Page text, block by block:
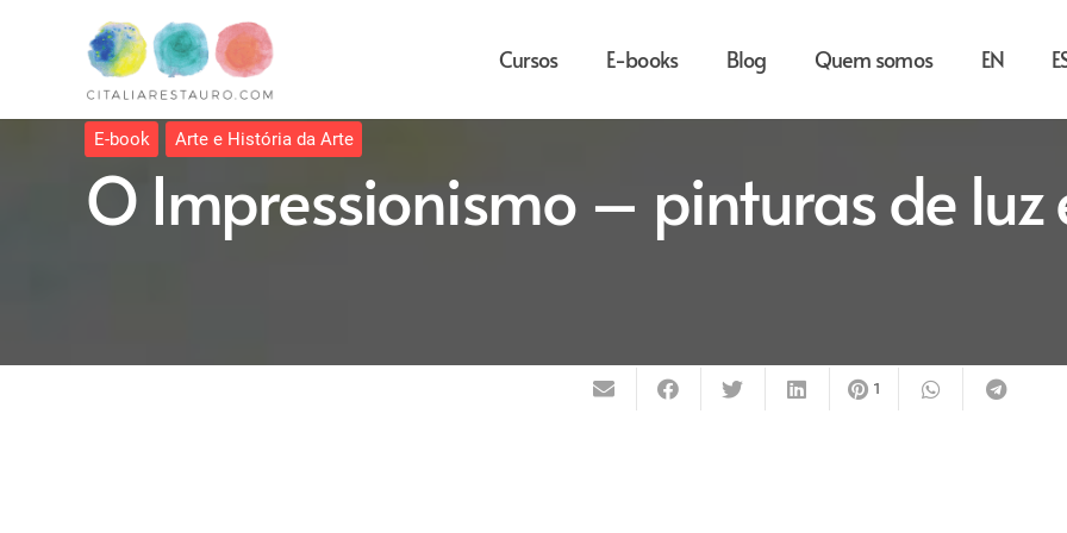
Cursos E-books Blog Quem somos EN
E-book Arte e História da Arte
O Impressionismo – pinturas de luz
1